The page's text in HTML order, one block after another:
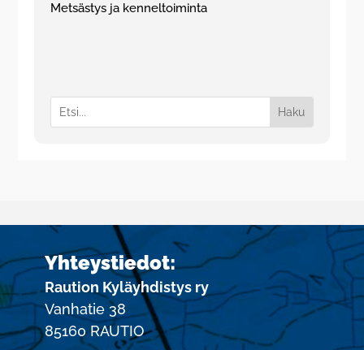
Metsästys ja kenneltoiminta
Yhteystiedot:
Raution Kyläyhdistys ry
Vanhatie 38
85160 RAUTIO